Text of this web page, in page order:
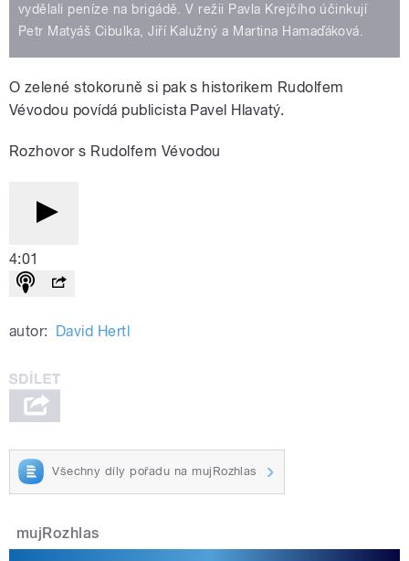
vydělali peníze na brigádě. V režii Pavla Krejčího účinkují
Petr Matyáš Cibulka, Jiří Kalužný a Martina Hamaďáková.
O zelené stokoruně si pak s historikem Rudolfem
Vévodou povídá publicista Pavel Hlavatý.
Rozhovor s Rudolfem Vévodou
4:01
autor: David Hertl
Všechny díly pořadu na mujRozhlas
mujRozhlas